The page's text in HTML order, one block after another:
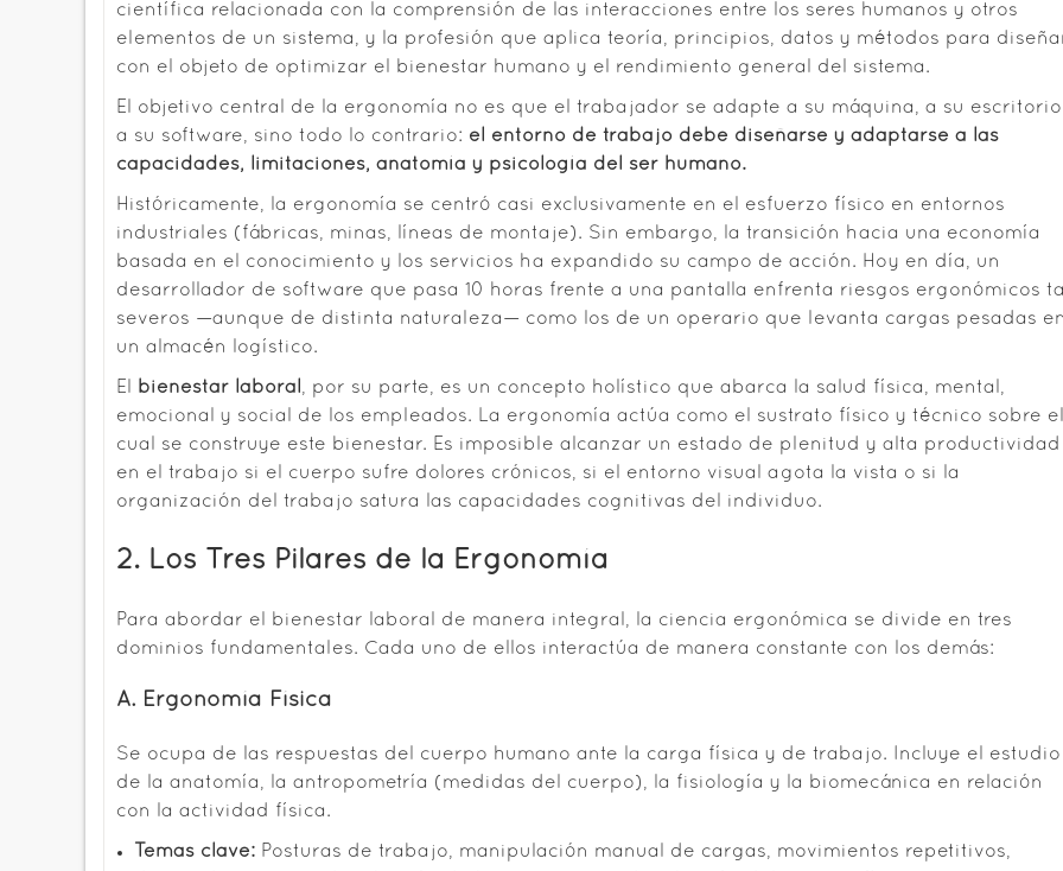
científica relacionada con la comprensión de las interacciones entre los seres humanos y otros
elementos de un sistema, y la profesión que aplica teoría, principios, datos y métodos para
con el objeto de optimizar el bienestar humano y el rendimiento general del sistema.
El objetivo central de la ergonomía no es que el trabajador se adapte a su máquina, a su
a su software, sino todo lo contrario: el entorno de trabajo debe diseñarse y adaptarse a las
capacidades, limitaciones, anatomía y psicología del ser humano.
Históricamente, la ergonomía se centró casi exclusivamente en el esfuerzo físico en entornos
industriales (fábricas, minas, líneas de montaje). Sin embargo, la transición hacia una economía
basada en el conocimiento y los servicios ha expandido su campo de acción. Hoy en día, un
desarrollador de software que pasa 10 horas frente a una pantalla enfrenta riesgos ergonómicos
severos —aunque de distinta naturaleza— como los de un operario que levanta cargas pesadas
un almacén logístico.
El bienestar laboral, por su parte, es un concepto holístico que abarca la salud física, mental,
emocional y social de los empleados. La ergonomía actúa como el sustrato físico y técnico sobre el
cual se construye este bienestar. Es imposible alcanzar un estado de plenitud y alta productividad
en el trabajo si el cuerpo sufre dolores crónicos, si el entorno visual agota la vista o si la
organización del trabajo satura las capacidades cognitivas del individuo.
2. Los Tres Pilares de la Ergonomía
Para abordar el bienestar laboral de manera integral, la ciencia ergonómica se divide en tres
dominios fundamentales. Cada uno de ellos interactúa de manera constante con los demás:
A. Ergonomía Física
Se ocupa de las respuestas del cuerpo humano ante la carga física y de trabajo. Incluye el estudio
de la anatomía, la antropometría (medidas del cuerpo), la fisiología y la biomecánica en relación
con la actividad física.
Temas clave: Posturas de trabajo, manipulación manual de cargas, movimientos repetitivos,